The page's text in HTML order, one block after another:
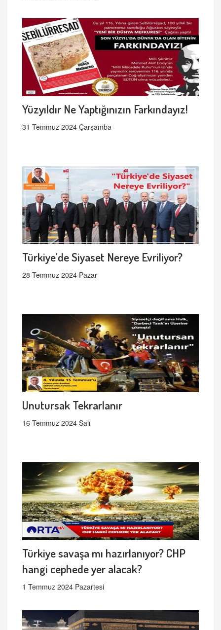
Yüzyıldır Ne Yaptığınızın Farkındayız!
31 Temmuz 2024 Çarşamba
Türkiye'de Siyaset Nereye Evriliyor?
28 Temmuz 2024 Pazar
Unutursak Tekrarlanır
16 Temmuz 2024 Salı
Türkiye savaşa mı hazırlanıyor? CHP
hangi cephede yer alacak?
1 Temmuz 2024 Pazartesi